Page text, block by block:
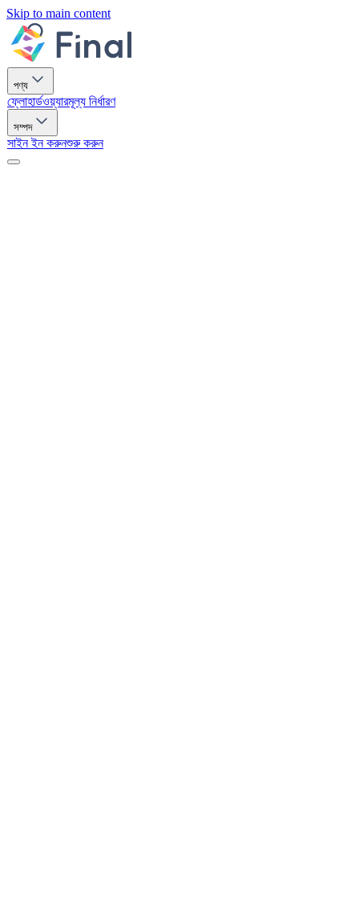
Skip to main content
পণ্য
ফ্লোহার্ডওয়্যারমূল্য নির্ধারণ
সম্পদ
সাইন ইন করুনশুরু করুন